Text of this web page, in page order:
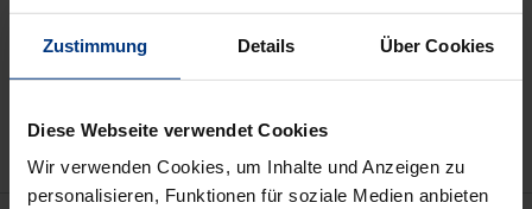
Zustimmung Details Über Cookies
Diese Webseite verwendet Cookies
Wir verwenden Cookies, um Inhalte und Anzeigen zu
personalisieren, Funktionen für soziale Medien anbieten
In den Warenkorb
Zur Wunschliste hinzufügen